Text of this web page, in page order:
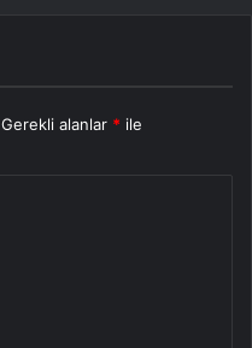
Gerekli alanlar * ile